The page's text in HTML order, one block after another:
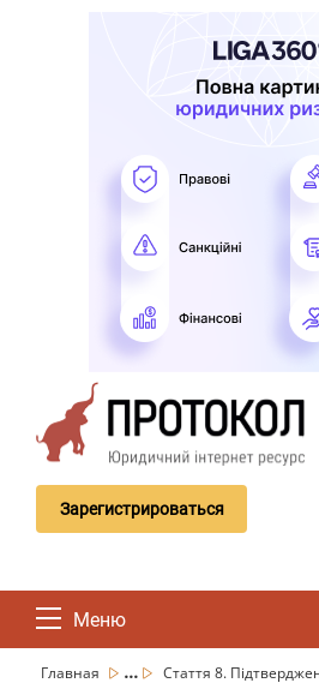
Зарегистрироваться
Меню
Главная ...
Стаття 8.